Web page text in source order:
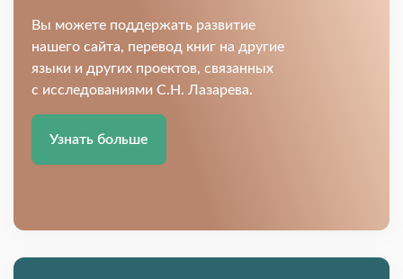
Вы можете поддержать развитие
нашего сайта, перевод книг на другие
языки и других проектов, связанных
с исследованиями С.Н. Лазарева.
Узнать больше